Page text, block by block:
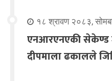
१८ श्रावण २०८३,
एनआरएनएकी सेकेण्ड
दीपमाला ढकालले